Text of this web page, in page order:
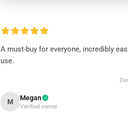
A must-buy for everyone, incredibly
use.
M Megan
Verified owner